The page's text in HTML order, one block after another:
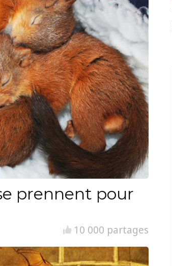
prennent pour
10 000 partages